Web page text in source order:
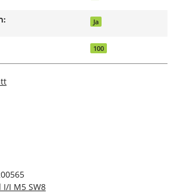
Ja
100
I/I M5 SW8